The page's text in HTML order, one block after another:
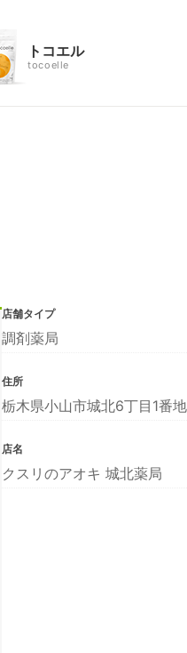
トコエル
tocoelle
店舗タイプ
調剤薬局
住所
栃木県小山市城北6丁目1番
店名
クスリのアオキ 城北薬局